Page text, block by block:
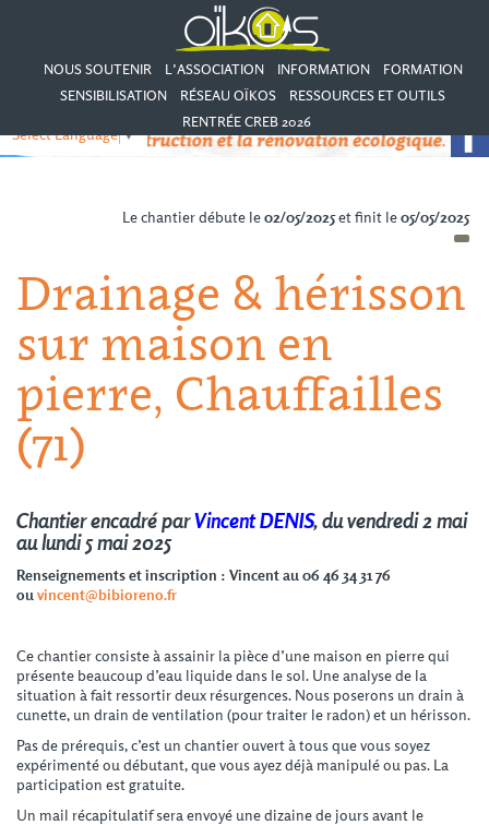
NOUS SOUTENIR L’ASSOCIATION INFORMATION
FORMATION
SENSIBILISATION
RÉSEAU OÏKOS
RESSOURCES ET OUTILS
RENTRÉE CREB 2026
Select Language▼
Le chantier débute le02/05/2025et finit le05/05/2025
Drainage & hérisson
sur maison en
pierre, Chauffailles
(71)
Chantier encadré parVincent DENIS, du vendredi 2 mai
au lundi 5 mai 2025
Renseignements et inscription : Vincent au 06 46 34 31 76
ouvincent@bibioreno.fr
Ce chantier consiste à assainir la pièce d’une maison en pierre qui
présente beaucoup d’eau liquide dans le sol. Une analyse de la
situation à fait ressortir deux résurgences. Nous poserons un drain à
cunette, un drain de ventilation (pour traiter le radon) et un hérisson.
Pas de prérequis, c’est un chantier ouvert à tous que vous soyez
expérimenté ou débutant, que vous ayez déjà manipulé ou pas. La
participation est gratuite.
Un mail récapitulatif sera envoyé une dizaine de jours avant le